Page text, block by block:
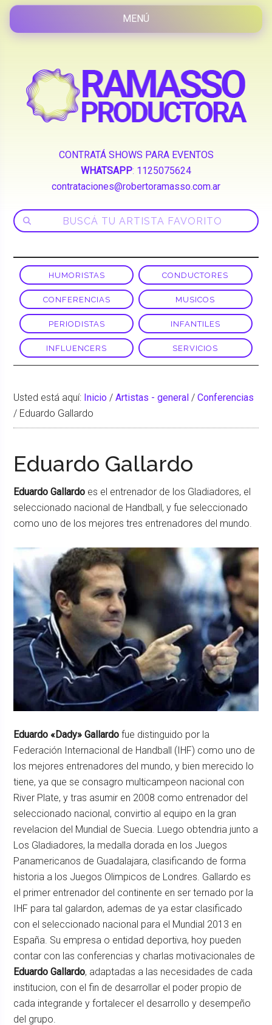
CONTRATÁ SHOWS PARA EVENTOS
WHATSAPP: 1125075624
contrataciones@robertoramasso.com.ar
HUMORISTAS CONDUCTORES
CONFERENCIAS MUSICOS
PERIODISTAS INFANTILES
INFLUENCERS SERVICIOS
Usted está aquí: Inicio / Artistas - general / Conferencias
/ Eduardo Gallardo
Eduardo Gallardo
Eduardo Gallardo es el entrenador de los Gladiadores, el
seleccionado nacional de Handball, y fue seleccionado
como uno de los mejores tres entrenadores del mundo.
Eduardo «Dady» Gallardo fue distinguido por la
Federación Internacional de Handball (IHF) como uno de
los mejores entrenadores del mundo, y bien merecido lo
tiene, ya que se consagro multicampeon nacional con
River Plate, y tras asumir en 2008 como entrenador del
seleccionado nacional, convirtio al equipo en la gran
revelacion del Mundial de Suecia. Luego obtendria junto a
Los Gladiadores, la medalla dorada en los Juegos
Panamericanos de Guadalajara, clasificando de forma
historia a los Juegos Olimpicos de Londres. Gallardo es
el primer entrenador del continente en ser ternado por la
IHF para tal galardon, ademas de ya estar clasificado
con el seleccionado nacional para el Mundial 2013 en
España. Su empresa o entidad deportiva, hoy pueden
contar con las conferencias y charlas motivacionales de
Eduardo Gallardo, adaptadas a las necesidades de cada
institucion, con el fin de desarrollar el poder propio de
cada integrande y fortalecer el desarrollo y desempeño
del grupo.